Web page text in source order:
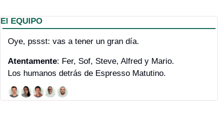
El EQUIPO
Oye, pssst: vas a tener un gran día.
Atentamente: Fer, Sof, Steve, Alfred y Mario.
Los humanos detrás de Espresso Matutino.